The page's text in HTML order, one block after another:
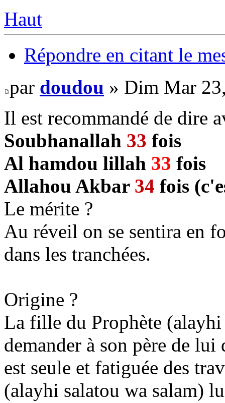
Haut
Répondre en citant le
par doudou » Dim Mar
Il est recommandé de dire
Soubhanallah 33 fois
Al hamdou lillah 33 fois
Allahou Akbar 34 fois
Le mérite ?
Au réveil on se sentira en
dans les tranchées.
Origine ?
La fille du Prophète (alayhi
demander à son père de
est seule et fatiguée des
(alayhi salatou wa salam)